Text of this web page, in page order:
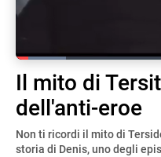
Pause Unmute
Loaded:15.77%
Il mito di
dell'anti-eroe
Non ti ricordi il mito di
storia di Denis, uno degli